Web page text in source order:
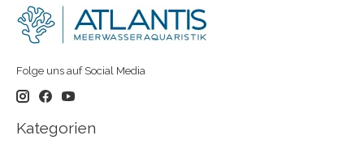
Folge uns auf Social Media
Kategorien